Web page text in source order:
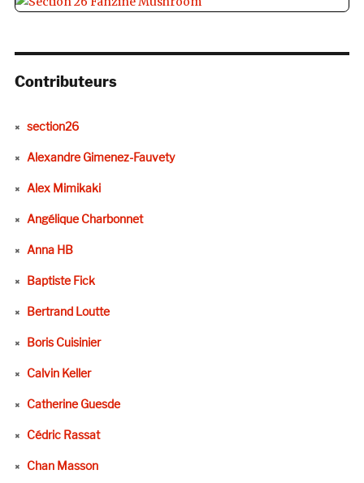
Contributeurs
section26
Alexandre Gimenez-Fauvety
Alex Mimikaki
Angélique Charbonnet
Anna HB
Baptiste Fick
Bertrand Loutte
Boris Cuisinier
Calvin Keller
Catherine Guesde
Cédric Rassat
Chan Masson